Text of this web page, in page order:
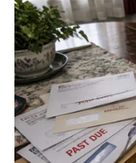
ടൈലറിംഗ്
യുവതിയെ
ഷോപ്പുടമ